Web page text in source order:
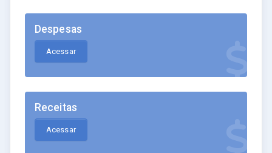
Despesas
Acessar
Receitas
Acessar